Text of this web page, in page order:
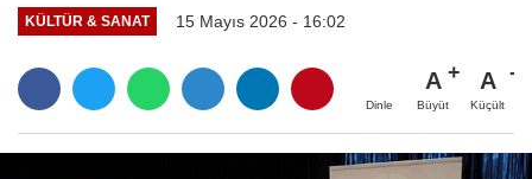
KÜLTÜR & SANAT 15 Mayıs 2026 - 16:02
Dinle
A
Büyüt
A
Küçült